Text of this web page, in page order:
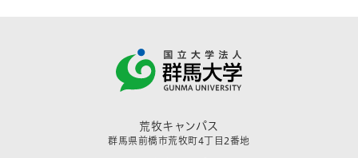
荒牧キャンパス
群馬県前橋市荒牧町4丁目2番地